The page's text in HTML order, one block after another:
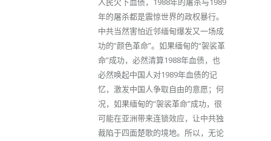
年的屠杀都是震惊世界的政权暴行。
中共当然害怕近邻缅甸爆发又一场成
功的“颜色革命”。如果缅甸的“袈裟革
命”成功，必然清算1988年血债，也
必然唤起中国人对1989年血债的记
忆，激发中国人争取自由的意愿；何
况，如果缅甸的“袈裟革命”成功，很
可能在亚洲带来连锁效应，让中共独
裁陷于四面楚歌的境地。所以，无论